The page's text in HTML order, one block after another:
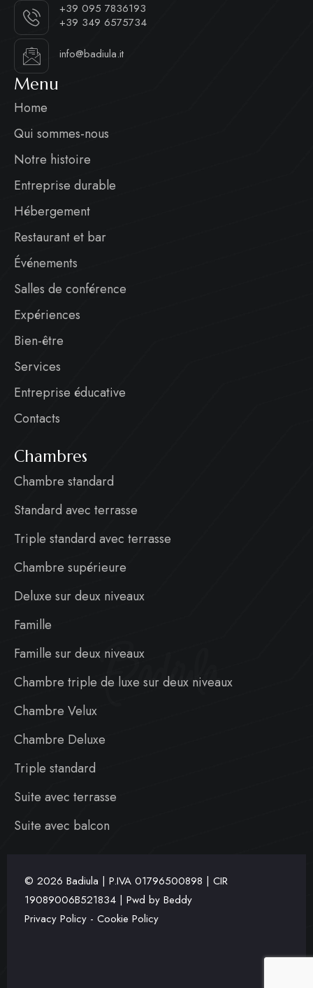
+39 095 7836193
+39 349 6575734
info@badiula.it
Menu
Home
Qui sommes-nous
Notre histoire
Entreprise durable
Hébergement
Restaurant et bar
Événements
Salles de conférence
Expériences
Bien-être
Services
Entreprise éducative
Contacts
Chambres
Chambre standard
Standard avec terrasse
Triple standard avec terrasse
Chambre supérieure
Deluxe sur deux niveaux
Famille
Famille sur deux niveaux
Chambre triple de luxe sur deux niveaux
Chambre Velux
Chambre Deluxe
Triple standard
Suite avec terrasse
Suite avec balcon
Badiula
© 2026 Badiula | P.IVA 01796500898 | CIR
19089006B521834 | Pwd by Beddy
Privacy Policy - Cookie Policy